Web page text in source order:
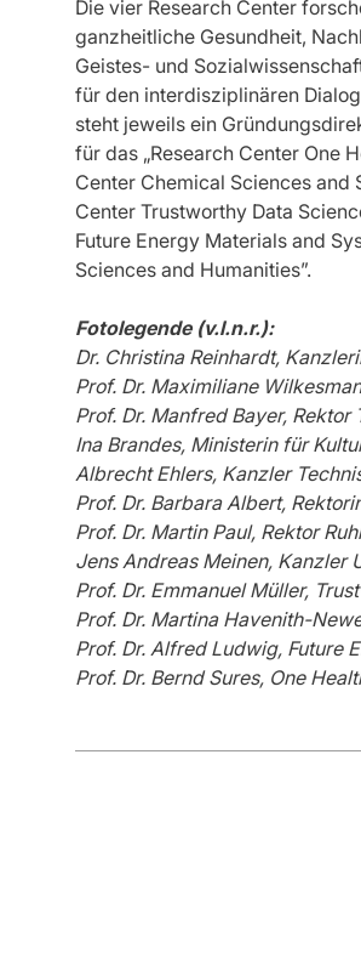
Die vier Research Center
ganzheitliche Gesundheit,
Geistes- und
für den interdisziplinären
steht jeweils ein
für das „Research Center One
Center Chemical Sciences and
Center Trustworthy Data
Future Energy Materials and
Sciences and Humanities”.
Fotolegende (v.l.n.r.):
Dr. Christina Reinhardt,
Prof. Dr. Maximiliane
Prof. Dr. Manfred Bayer,
Ina Brandes, Ministerin für
Albrecht Ehlers, Kanzler
Prof. Dr. Barbara Albert,
Prof. Dr. Martin Paul, Rektor
Jens Andreas Meinen, Kanzler
Prof. Dr. Emmanuel Müller,
Prof. Dr. Martina Havenith-
Prof. Dr. Alfred Ludwig, Future
Prof. Dr. Bernd Sures, One